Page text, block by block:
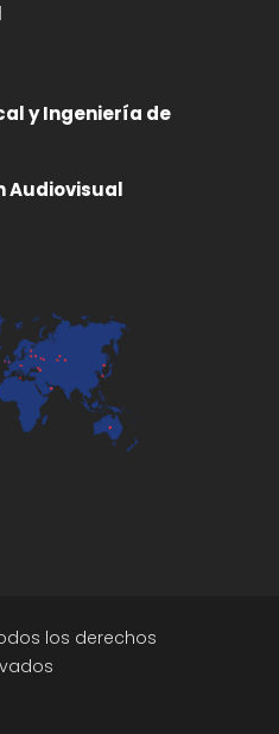
y Ingeniería de
Audiovisual
los derechos